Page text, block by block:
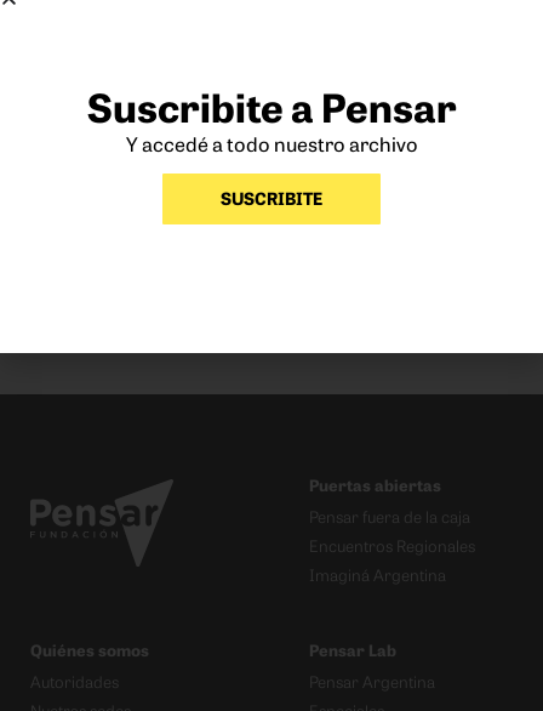
Pensar género y primera infancia
Puertas abiertas
Pensar fuera de la caja
Encuentros Regionales
Imaginá Argentina
Quiénes somos
Autoridades
Pensar Lab
Pensar Argentina
Suscribite a Pensar
Y accedé a todo nuestro archivo
SUSCRIBITE